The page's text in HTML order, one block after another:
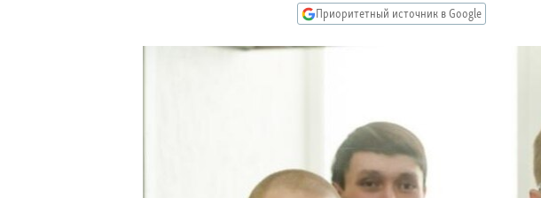
Приоритетный источник в Google